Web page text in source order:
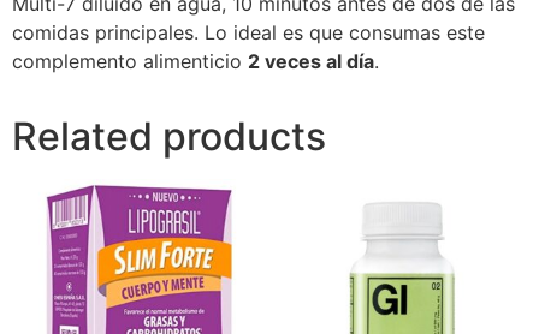
comidas principales. Lo ideal es que consumas este
complemento alimenticio 2 veces al día.
Related products